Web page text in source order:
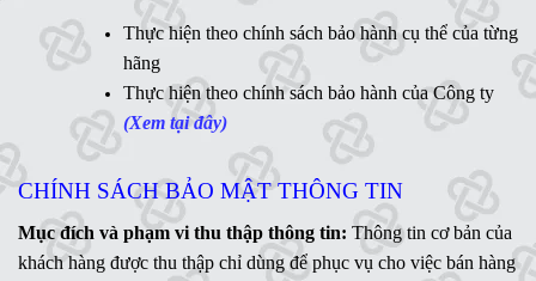
. Linh - 0902 700 727
Mr. Ngữ - 0783 362 416
Thực hiện theo chính sách bảo hành cụ thể của từng
hãng
Thực hiện theo chính sách bảo hành của Công ty
(Xem tại đây)
CHÍNH SÁCH BẢO MẬT THÔNG TIN
Mục đích và phạm vi thu thập thông tin: Thông tin cơ bản của
khách hàng được thu thập chỉ dùng để phục vụ cho việc bán hàng